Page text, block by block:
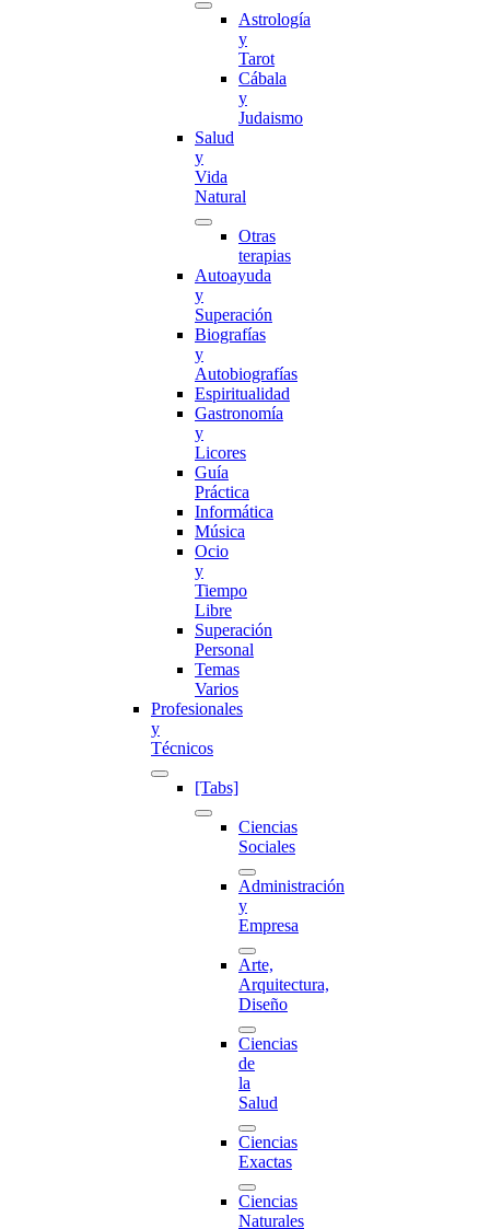
Astrología
y
Tarot
Cábala
y
Judaismo
Salud
y
Vida
Natural
Otras
terapias
Autoayuda
y
Superación
Biografías
y
Autobiografías
Espiritualidad
Gastronomía
y
Licores
Guía
Práctica
Informática
Música
Ocio
y
Tiempo
Libre
Superación
Personal
Temas
Varios
Profesionales
y
Técnicos
[Tabs]
Ciencias
Sociales
Administración
y
Empresa
Arte,
Arquitectura,
Diseño
Ciencias
de
la
Salud
Ciencias
Exactas
Ciencias
Naturales